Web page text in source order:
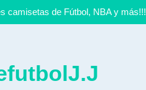
camisetas de Fútbol, NBA y más!!!